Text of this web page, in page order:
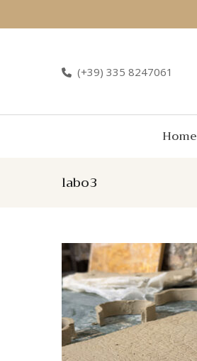
(+39) 335 8247061
Home
labo3